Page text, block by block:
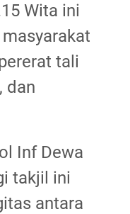
Wita ini
tali
dan
Inf Dewa
takjil ini
antara